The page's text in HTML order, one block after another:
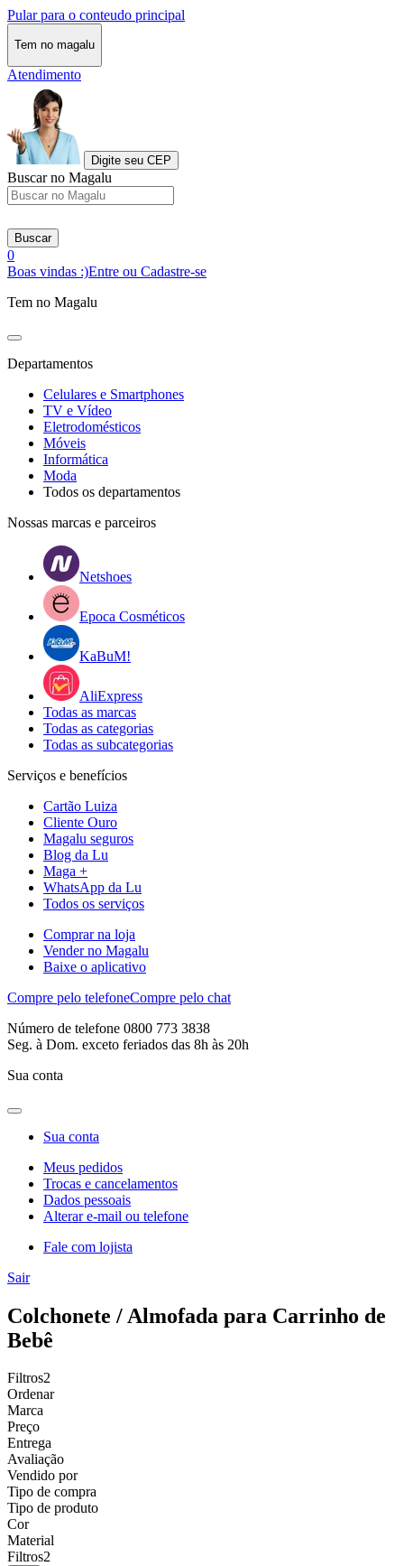
Pular para o conteudo principal
Tem no magalu
Atendimento
Digite seu CEP
Buscar no Magalu
Buscar
0
Boas vindas :)Entre ou Cadastre-se
Tem no Magalu
Departamentos
Celulares e Smartphones
TV e Vídeo
Eletrodomésticos
Móveis
Informática
Moda
Todos os departamentos
Nossas marcas e parceiros
Netshoes
Epoca Cosméticos
KaBuM!
AliExpress
Todas as marcas
Todas as categorias
Todas as subcategorias
Serviços e benefícios
Cartão Luiza
Cliente Ouro
Magalu seguros
Blog da Lu
Maga +
WhatsApp da Lu
Todos os serviços
Comprar na loja
Vender no Magalu
Baixe o aplicativo
Compre pelo telefoneCompre pelo chat
Número de telefone 0800 773 3838
Seg. à Dom. exceto feriados das 8h às 20h
Sua conta
Sua conta
Meus pedidos
Trocas e cancelamentos
Dados pessoais
Alterar e-mail ou telefone
Fale com lojista
Sair
Colchonete / Almofada para Carrinho de
Bebê
Filtros2
Ordenar
Marca
Preço
Entrega
Avaliação
Vendido por
Tipo de compra
Tipo de produto
Cor
Material
Filtros2